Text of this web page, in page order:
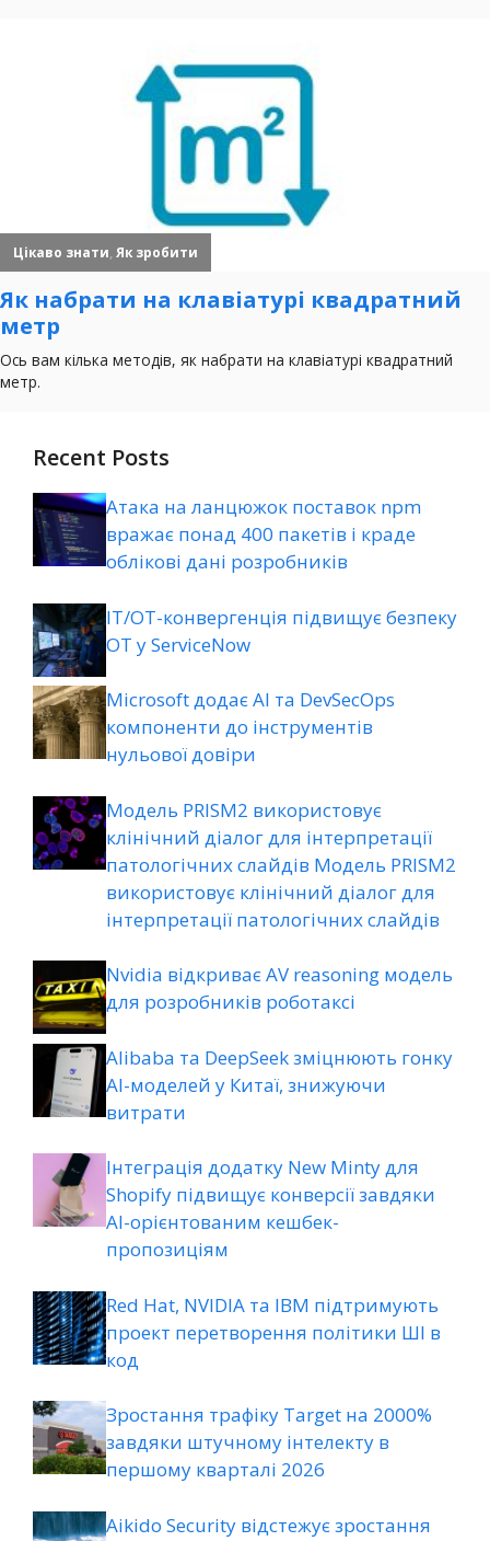
Recent Posts
Атака на ланцюжок поставок npm
вражає понад 400 пакетів і краде
облікові дані розробників
ІТ/ОТ-конвергенція підвищує безпеку
ОТ у ServiceNow
Microsoft додає AI та DevSecOps
компоненти до інструментів
нульової довіри
Модель PRISM2 використовує
клінічний діалог для інтерпретації
патологічних слайдів Модель PRISM2
використовує клінічний діалог для
інтерпретації патологічних слайдів
Nvidia відкриває AV reasoning модель
для розробників роботаксі
Alibaba та DeepSeek зміцнюють гонку
AI-моделей у Китаї, знижуючи
витрати
Інтеграція додатку New Minty для
Shopify підвищує конверсії завдяки
AI-орієнтованим кешбек-
пропозиціям
Red Hat, NVIDIA та IBM підтримують
проект перетворення політики ШІ в
код
Зростання трафіку Target на 2000%
завдяки штучному інтелекту в
першому кварталі 2026
Aikido Security відстежує зростання